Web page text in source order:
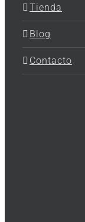
Tienda
Blog
Contacto